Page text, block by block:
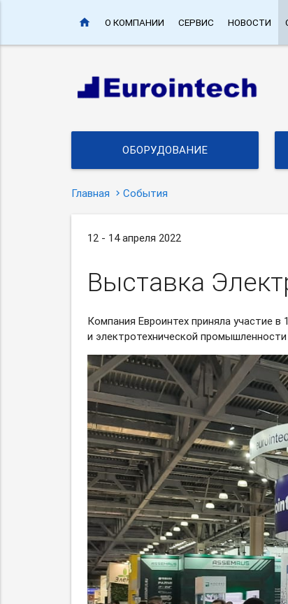
home О КОМПАНИИ СЕРВИС НОВОСТИ
ОБОРУДОВАНИЕ
Главная События
12 - 14 апреля 2022
Выставка
Компания Евроинтех приняла участие
и электротехнической промышленности